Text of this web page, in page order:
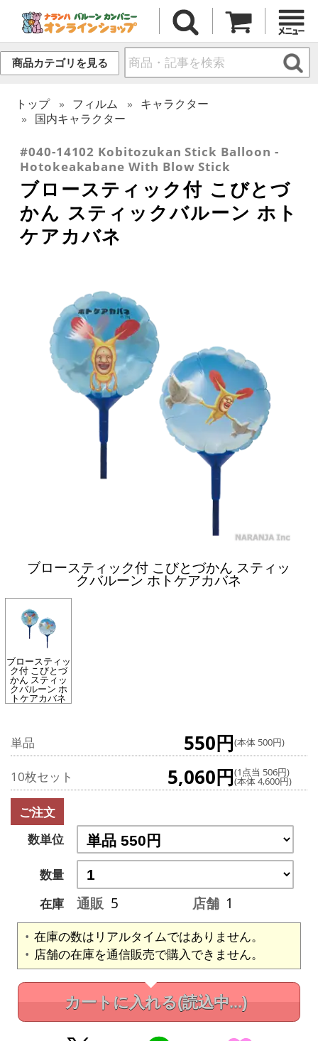
商品カテゴリを見る
トップ フィルム
キャラクター
国内キャラクター
#040-14102 Kobitozukan Stick Balloon -
Hotokeakabane With Blow Stick
ブロースティック付 こびとづ
かん スティックバルーン ホト
ケアカバネ
ブロースティック付 こびとづかん スティッ
クバルーン ホトケアカバネ
ブロースティッ
ク付 こびとづ
かん スティッ
クバルーン ホ
トケアカバネ
単品 550円(本体 500円)
10枚セット 5,060円(1点当 506円)
(本体 4,600円)
ご注文
数単位
数量
在庫
通販 5 店舗 1
在庫の数はリアルタイムではありません。
店舗の在庫を通信販売で購入できません。
カートに入れる(読込中...)